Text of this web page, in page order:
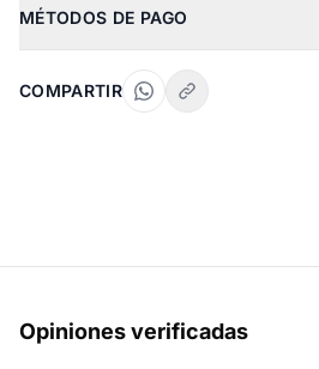
MÉTODOS DE PAGO
COMPARTIR
Opiniones verificadas